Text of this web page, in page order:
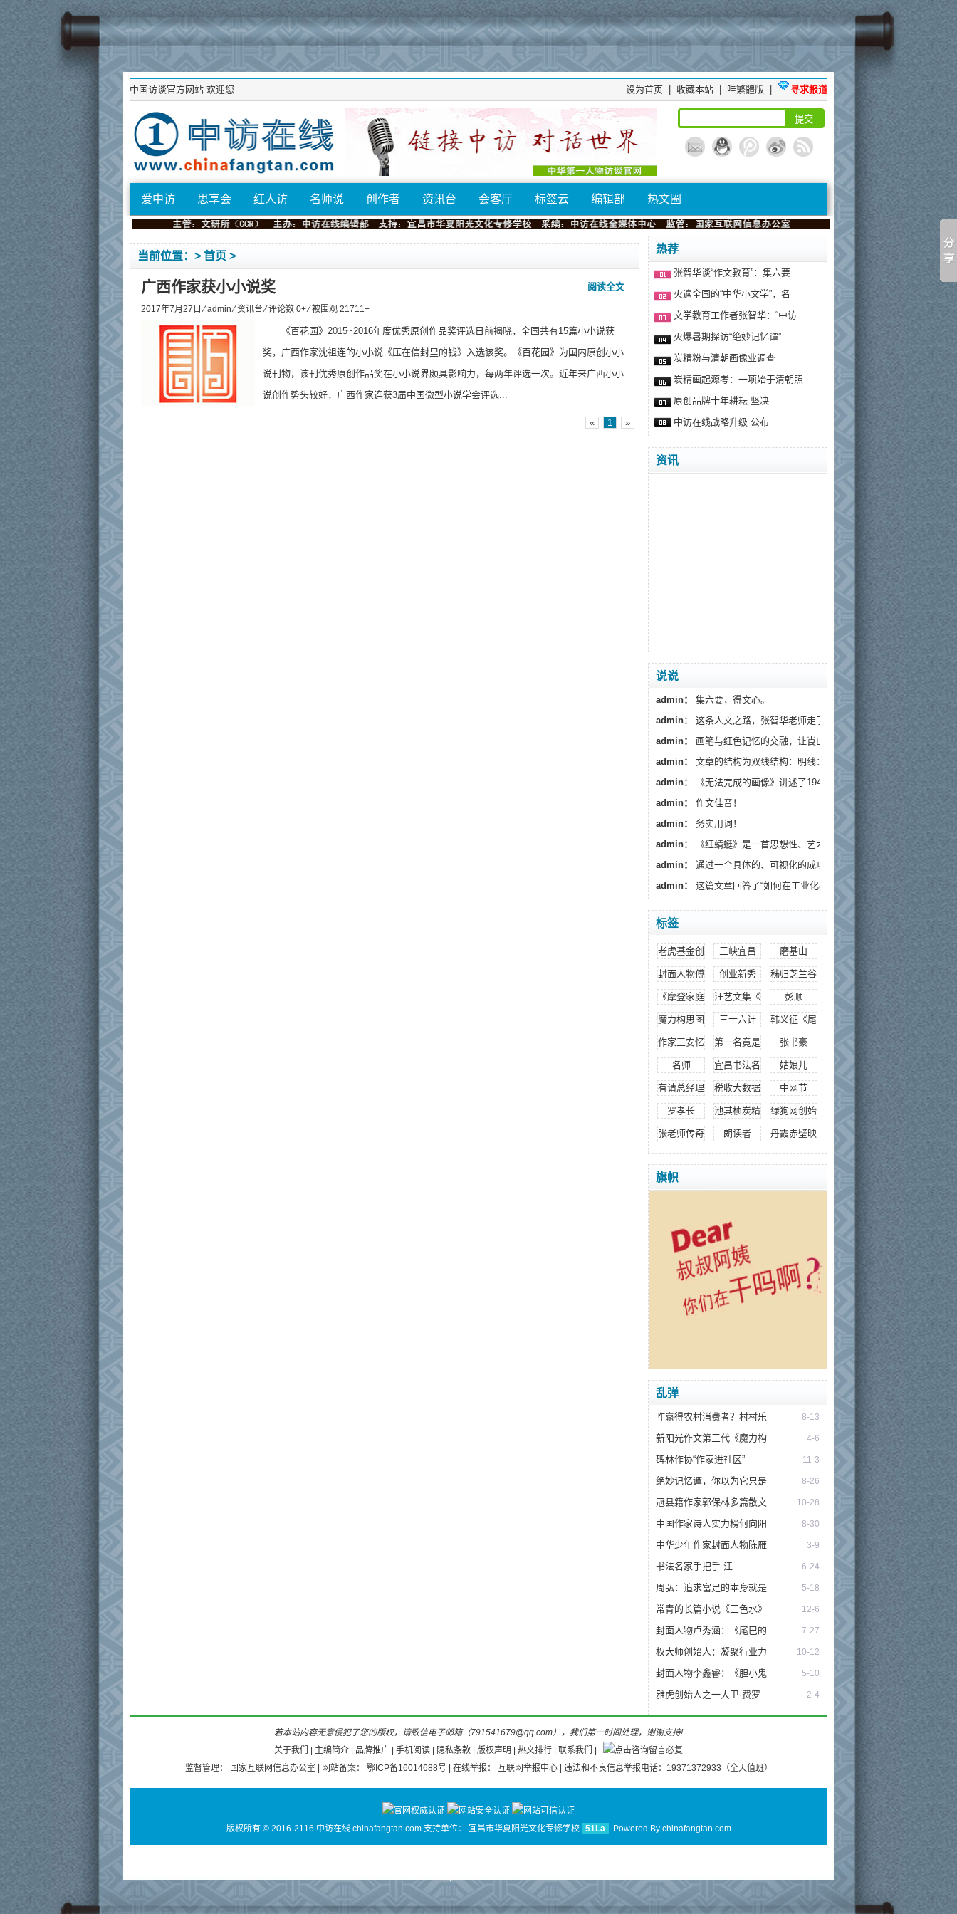
设为首页 收藏本站 哇繁體版 寻求报道
中国访谈官方网站 欢迎您
爱中访 思享会 红人访 名师说 创作者 资讯台 会客厅 标签云 编辑部 热文圈
当前位置：> 首页 >
阅读全文
广西作家获小小说奖
2017年7月27日 ⁄admin⁄资讯台⁄ 评论数 0+ ⁄ 被围观 21711+
《百花园》2015~2016年度优秀原创作品奖评选日前揭晓，全国共有15篇小小说获
奖，广西作家沈祖连的小小说《压在信封里的钱》入选该奖。《百花园》为国内原创小小
说刊物，该刊优秀原创作品奖在小小说界颇具影响力，每两年评选一次。近年来广西小小
说创作势头较好，广西作家连获3届中国微型小说学会评选...
« 1 »
热荐
张智华谈“作文教育”：集六要
火遍全国的“中华小文学”，名
文学教育工作者张智华：“中访
火爆暑期探访“绝妙记忆谭”
炭精粉与清朝画像业调查
炭精画起源考：一项始于清朝照
原创品牌十年耕耘 坚决
中访在线战略升级 公布
资讯
说说
admin：
集六要，得文心。
admin：
这条人文之路，张智华老师走了十年，还将继续...
admin：
画笔与红色记忆的交融，让崀山不再只是一处地...
admin：
文章的结构为双线结构：明线‌：炭精画师杨宝...
admin：
《无法完成的画像》讲述了1944年的春天“我”跟...
admin：
作文佳音！
admin：
务实用词！
admin：
《红蜻蜓》是一首思想性、艺术性和可朗诵性俱佳...
admin：
通过一个具体的、可视化的成功案例（倒背三十...
admin：
这篇文章回答了“如何在工业化教育中保存文学...
标签
老虎基金创始人三峡宜昌 磨基山
封面人物傅梦缘创业新秀 秭归芝兰谷
《摩登家庭》创始人汪艺文集《感谢你》
彭顺
魔力构思图 三十六计 韩义征《尾巴的诱惑》
作家王安忆 第一名竟是她 张书豪
名师 宜昌书法名家 姑娘儿
有请总经理 税收大数据 中网节
罗孝长 池其桢炭精画 绿狗网创始人
张老师传奇 朗读者 丹霞赤壁映初心
旗帜
乱弹
8-13
咋赢得农村消费者？村村乐
4-6
新阳光作文第三代《魔力构
11-3
碑林作协“作家进社区”
8-26
绝妙记忆谭，你以为它只是
10-28
冠县籍作家郭保林多篇散文
8-30
中国作家诗人实力榜何向阳
3-9
中华少年作家封面人物陈雁
6-24
书法名家手把手 江
5-18
周弘：追求富足的本身就是
12-6
常青的长篇小说《三色水》
7-27
封面人物卢秀涵：《尾巴的
10-12
权大师创始人：凝聚行业力
5-10
封面人物李鑫睿：《胆小鬼
2-4
雅虎创始人之一大卫·费罗
若本站内容无意侵犯了您的版权，请致信电子邮箱（791541679@qq.com），我们第一时间处理，谢谢支持!
关于我们
主编简介 品牌推广 手机阅读 隐私条款 版权声明 热文排行 联系我们
监督管理：
国家互联网信息办公室 | 网站备案： 鄂ICP备16014688号 | 在线举报： 互联网举报中心 | 违法和不良信息举报电话：19371372933（全天值班）
版权所有 © 2016-2116 中访在线 chinafangtan.com 支持单位： 宜昌市华夏阳光文化专修学校 51La Powered By chinafangtan.com